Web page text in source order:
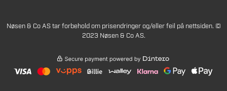
Nøsen & Co AS tar forbehold om prisendringer og/eller feil på nettsiden. ©
2023 Nøsen & Co AS.